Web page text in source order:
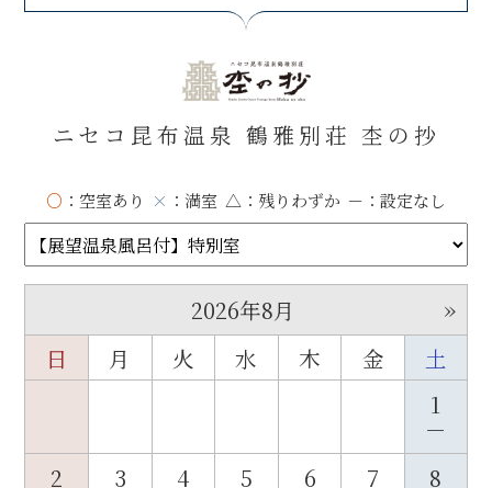
ニセコ昆布温泉 鶴雅別荘 杢の抄
○ ：空室あり × ：満室 △：残りわずか － ：設定なし
2026年8月
»
日
月 火 水 木 金
土
1
－
2
3 4 5 6 7 8